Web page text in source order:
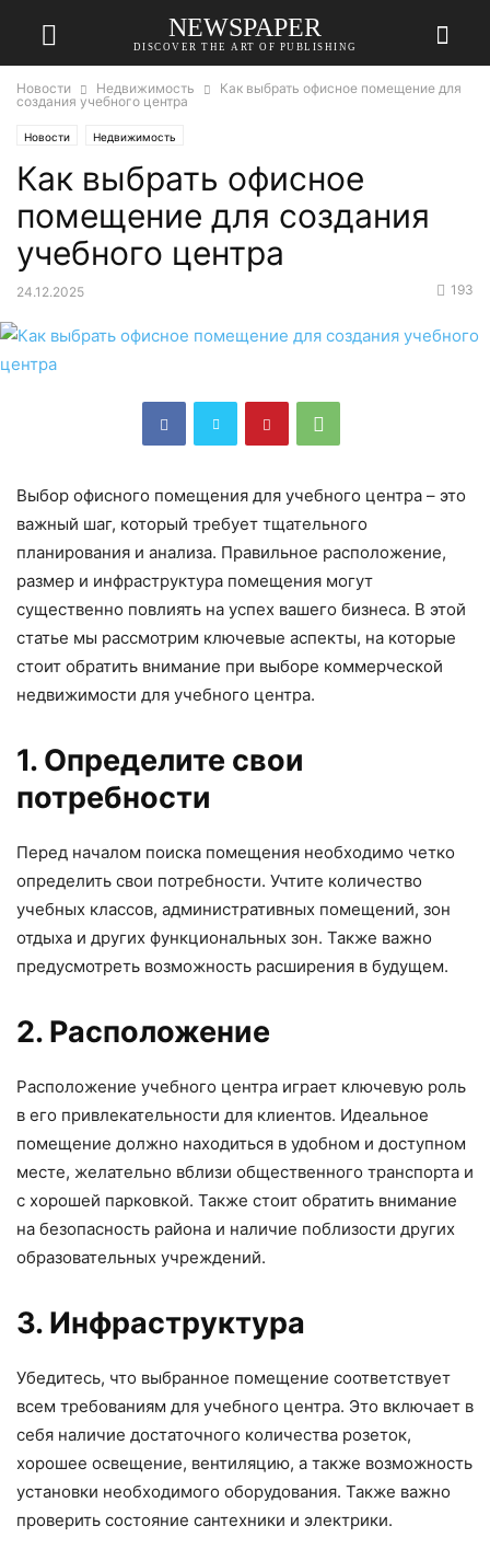
NEWSPAPER
DISCOVER THE ART OF PUBLISHING
Новости Недвижимость
Как выбрать офисное помещение для
создания учебного центра
Новости Недвижимость
Как выбрать офисное
помещение для создания
учебного центра
24.12.2025 193
Выбор офисного помещения для учебного центра – это
важный шаг, который требует тщательного
планирования и анализа. Правильное расположение,
размер и инфраструктура помещения могут
существенно повлиять на успех вашего бизнеса. В этой
статье мы рассмотрим ключевые аспекты, на которые
стоит обратить внимание при выборе коммерческой
недвижимости для учебного центра.
1. Определите свои
потребности
Перед началом поиска помещения необходимо четко
определить свои потребности. Учтите количество
учебных классов, административных помещений, зон
отдыха и других функциональных зон. Также важно
предусмотреть возможность расширения в будущем.
2. Расположение
Расположение учебного центра играет ключевую роль
в его привлекательности для клиентов. Идеальное
помещение должно находиться в удобном и доступном
месте, желательно вблизи общественного транспорта и
с хорошей парковкой. Также стоит обратить внимание
на безопасность района и наличие поблизости других
образовательных учреждений.
3. Инфраструктура
Убедитесь, что выбранное помещение соответствует
всем требованиям для учебного центра. Это включает в
себя наличие достаточного количества розеток,
хорошее освещение, вентиляцию, а также возможность
установки необходимого оборудования. Также важно
проверить состояние сантехники и электрики.